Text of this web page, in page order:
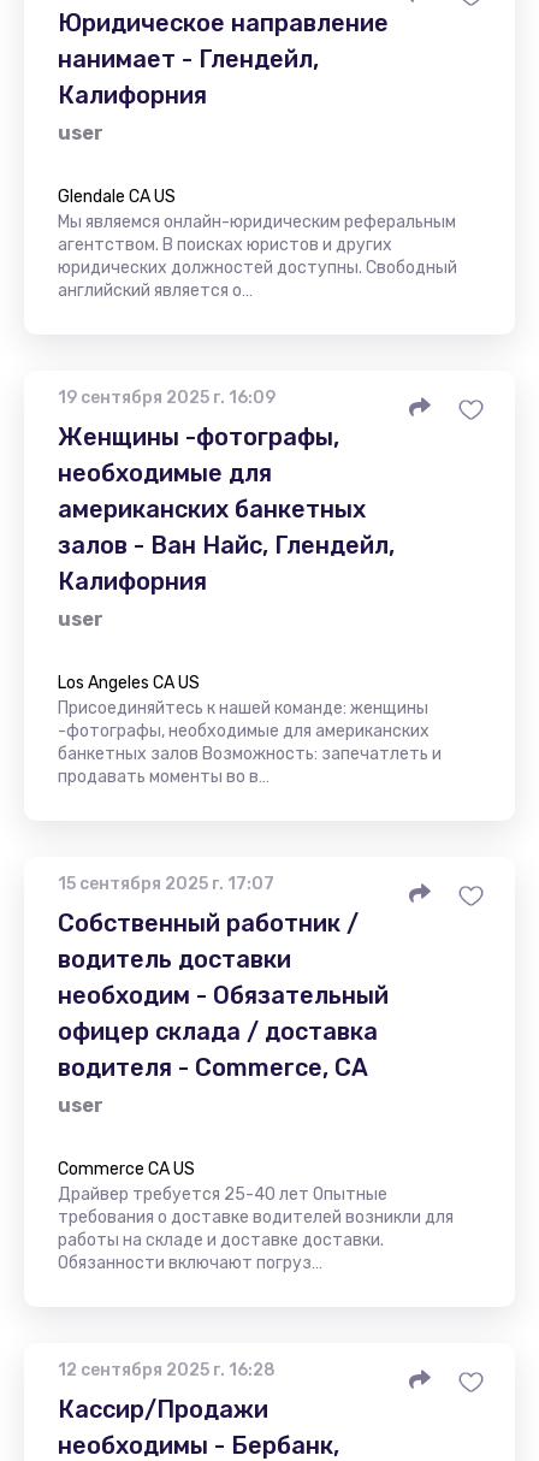
Юридическое направление
нанимает - Глендейл,
Калифорния
user
Glendale CA US
Мы являемся онлайн-юридическим реферальным
агентством. В поисках юристов и других
юридических должностей доступны. Свободный
английский является о…
19 сентября 2025 г. 16:09
Женщины -фотографы,
необходимые для
американских банкетных
залов - Ван Найс, Глендейл,
Калифорния
user
Los Angeles CA US
Присоединяйтесь к нашей команде: женщины
-фотографы, необходимые для американских
банкетных залов Возможность: запечатлеть и
продавать моменты во в…
15 сентября 2025 г. 17:07
Собственный работник /
водитель доставки
необходим - Обязательный
офицер склада / доставка
водителя - Commerce, CA
user
Commerce CA US
Драйвер требуется 25-40 лет Опытные
требования о доставке водителей возникли для
работы на складе и доставке доставки.
Обязанности включают погруз…
12 сентября 2025 г. 16:28
Кассир/Продажи
необходимы - Бербанк,